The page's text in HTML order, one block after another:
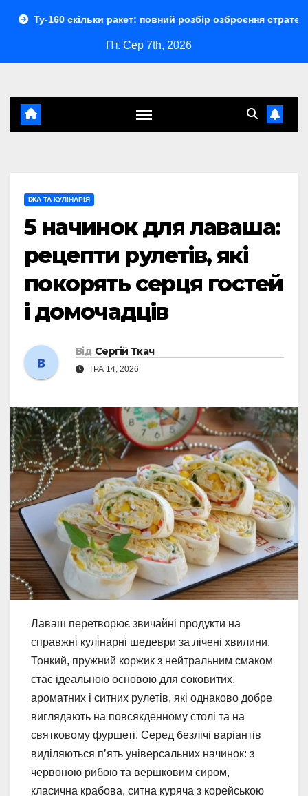
ракет: повний розбір озброєння стратегічного
Пт. Сер 7th, 2026
ЇЖА ТА КУЛІНАРІЯ
5 начинок для лаваша:
рецепти рулетів, які
покорять серця гостей
і домочадців
Від Сергій Ткач
ТРА 14, 2026
Лаваш перетворює звичайні продукти на
справжні кулінарні шедеври за лічені хвилини.
Тонкий, пружний коржик з нейтральним смаком
стає ідеальною основою для соковитих,
ароматних і ситних рулетів, які однаково добре
виглядають на повсякденному столі та на
святковому фуршеті. Серед безлічі варіантів
виділяються п’ять універсальних начинок: з
червоною рибою та вершковим сиром,
класична крабова, ситна куряча з корейською